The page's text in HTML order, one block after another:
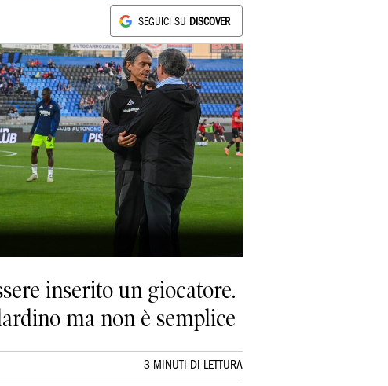
SEGUICI SU DISCOVER
inserito un giocatore.
ma non è semplice
3 MINUTI DI LETTURA